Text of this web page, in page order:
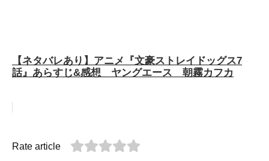
【ネタバレあり】アニメ『文豪ストレイドッグス7
話』あらすじ&感想 ヤングエース 朝霧カフカ
Rate article